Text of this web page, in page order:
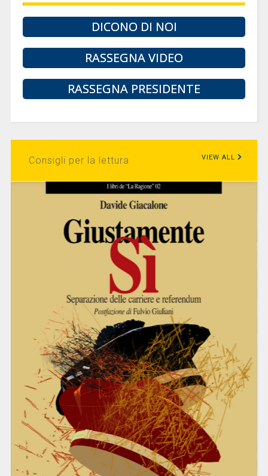
DICONO DI NOI
RASSEGNA VIDEO
RASSEGNA PRESIDENTE
Consigli per la lettura VIEW ALL